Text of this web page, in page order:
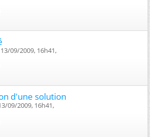
09/2009, 16h41,
d'une solution
09/2009, 16h41,